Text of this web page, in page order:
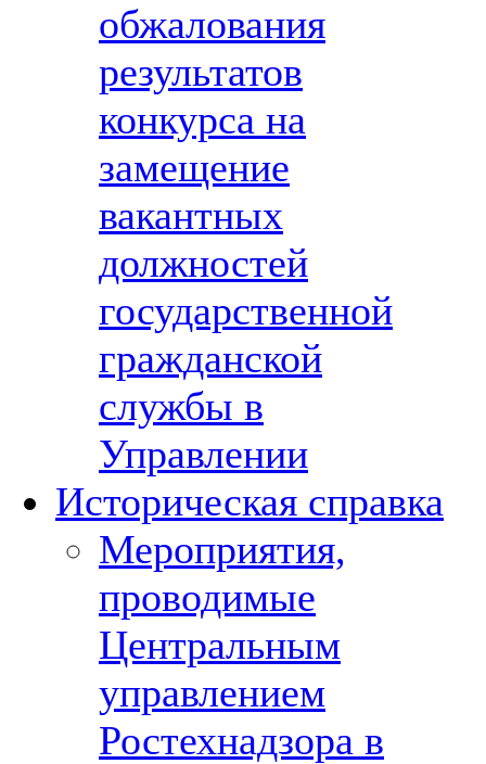
обжалования
результатов
конкурса на
замещение
вакантных
должностей
государственной
гражданской
службы в
Управлении
Историческая справка
Мероприятия,
проводимые
Центральным
управлением
Ростехнадзора в